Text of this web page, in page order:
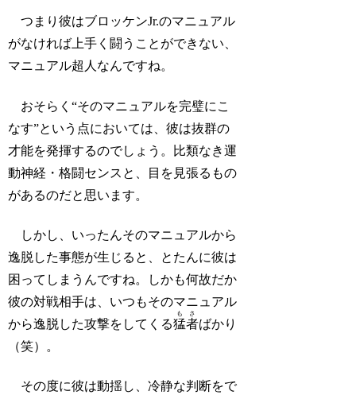
つまり彼はブロッケンJr.のマニュアル
がなければ上手く闘うことができない、
マニュアル超人なんですね。
おそらく“そのマニュアルを完璧にこ
なす”という点においては、彼は抜群の
才能を発揮するのでしょう。比類なき運
動神経・格闘センスと、目を見張るもの
があるのだと思います。
しかし、いったんそのマニュアルから
逸脱した事態が生じると、とたんに彼は
困ってしまうんですね。しかも何故だか
彼の対戦相手は、いつもそのマニュアル
から逸脱した攻撃をしてくる猛者
もさ
ばかり
（笑）。
その度に彼は動揺し、冷静な判断をで